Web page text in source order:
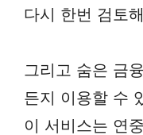
다시 한번 검토
그리고 숨은 금
든지 이용할 수
이 서비스는 연